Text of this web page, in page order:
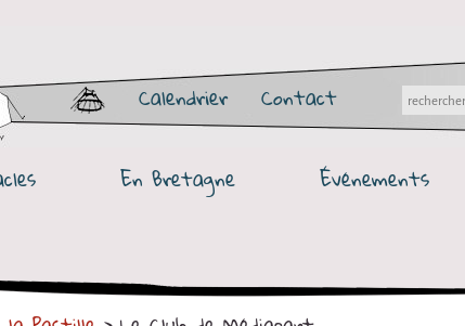
Calendrier Contact
En Bretagne Événements